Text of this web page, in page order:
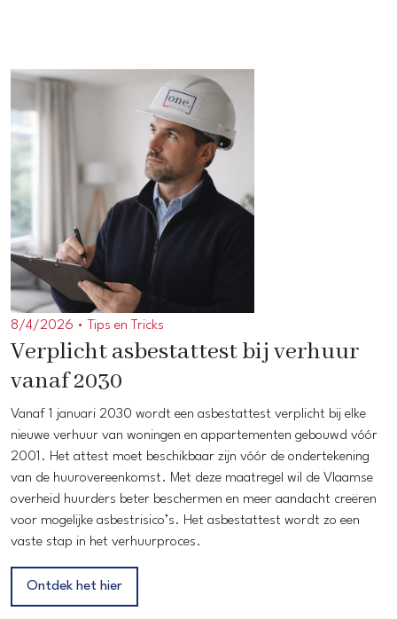
8/4/2026 • Tips en Tricks
Verplicht asbestattest bij verhuur
vanaf 2030
Vanaf 1 januari 2030 wordt een asbestattest verplicht bij elke
nieuwe verhuur van woningen en appartementen gebouwd vóór
2001. Het attest moet beschikbaar zijn vóór de ondertekening
van de huurovereenkomst. Met deze maatregel wil de Vlaamse
overheid huurders beter beschermen en meer aandacht creëren
voor mogelijke asbestrisico’s. Het asbestattest wordt zo een
vaste stap in het verhuurproces.
Ontdek het hier